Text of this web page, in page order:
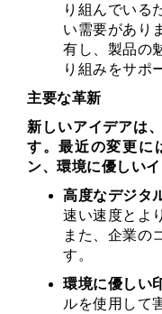
り組んでいる
い需要があり
有し、製品の
り組みをサポ
主要な革新
新しいアイデアは
す。最近の変更に
ン、環境に優しい
高度なデジタ
速い速度とよ
また、企業の
す。
環境に優しい
ルを使用して